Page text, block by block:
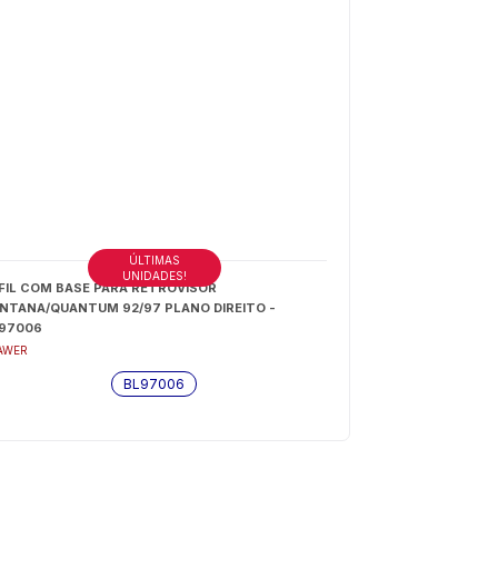
COM BASE PARA RETROVISOR
QUANTUM 92/97 PLANO DIREITO -
ÚLTIMAS
UNIDADES!
BL97006